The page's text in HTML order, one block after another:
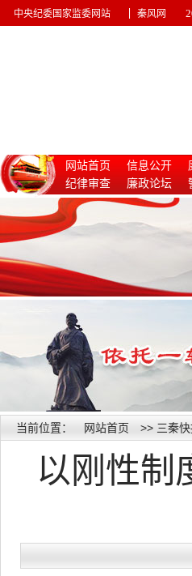
中央纪委国家监委网站 秦风网
网站首页 信息公开
纪律审查
廉政论坛
惩治腐败
当前位置： 网站首页 >> 三秦
以刚性制